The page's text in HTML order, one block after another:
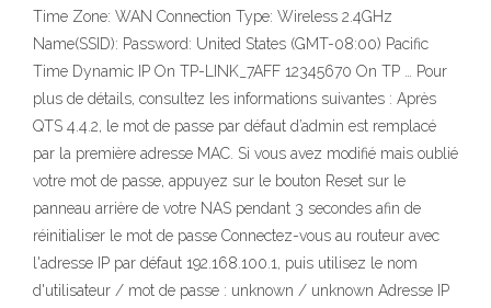
Time Zone: WAN Connection Type: Wireless 2.4GHz
Name(SSID): Password: United States (GMT-08:00) Pacific
Time Dynamic IP On TP-LINK_7AFF 12345670 On TP … Pour
plus de détails, consultez les informations suivantes : Après
QTS 4.4.2, le mot de passe par défaut d’admin est remplacé
par la première adresse MAC. Si vous avez modifié mais oublié
votre mot de passe, appuyez sur le bouton Reset sur le
panneau arrière de votre NAS pendant 3 secondes afin de
réinitialiser le mot de passe Connectez-vous au routeur avec
l'adresse IP par défaut 192.168.100.1, puis utilisez le nom
d'utilisateur / mot de passe : unknown / unknown Adresse IP